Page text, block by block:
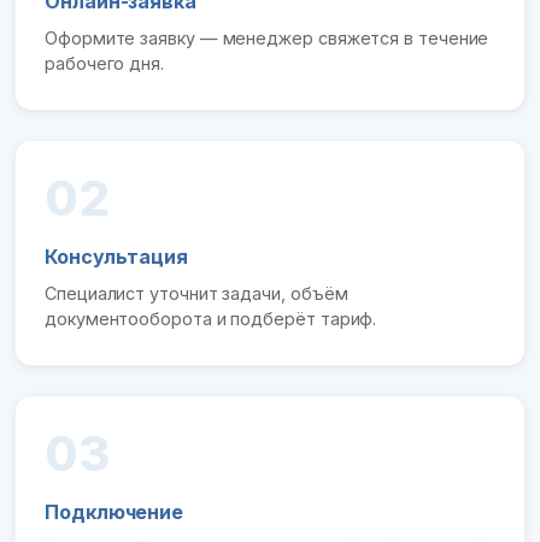
Оформите заявку — менеджер свяжется в течение
рабочего дня.
02
Консультация
Специалист уточнит задачи, объём
документооборота и подберёт тариф.
03
Подключение